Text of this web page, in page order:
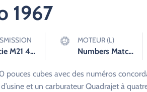
1967
Muncie M21 4-Speed Manuelle
MOTEUR (L)
Numbers Matching 350cid Small Block Chevrolet
cubes avec des numéros
et un carburateur Quadrajet à